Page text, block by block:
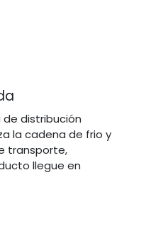
distribución
la cadena de frio y
transporte,
llegue en